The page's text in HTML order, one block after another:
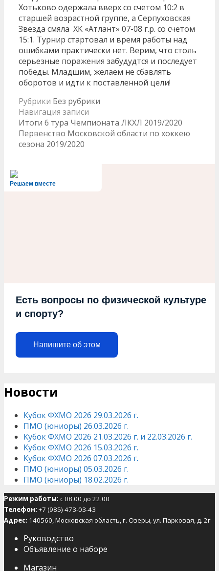
Хотьково одержала вверх со счетом 10:2 в
старшей возрастной группе, а Серпуховская
Звезда смяла ХК «Атлант» 07-08 г.р. со счетом
15:1. Турнир стартовал и время работы над
ошибками практически нет. Верим, что столь
серьезные поражения забудудтся и последует
победы. Младшим, желаем не сбавлять
оборотов и идти к поставленной цели!
Рубрики Без рубрики
Навигация записи
Итоги 6 тура Чемпионата ЛКХЛ 2019/2020
Первенство Московской области по хоккею
сезона 2019/2020
Решаем вместе
Есть вопросы по физической культуре
и спорту?
Напишите об этом
Новости
Кубок ФХМО 2026 29.03.2026 г.
ПМО (юниоры) 26.03.2026 г.
Кубок ФХМО 2026 21.03.2026 г. и 22.03.2026 г.
Кубок ФХМО 2026 15.03.2026 г.
Кубок ФХМО 2026 07.03.2026 г.
ПМО (юниоры) 05.03.2026 г.
ПМО (юниоры) 18.02.2026 г.
Режим работы: с 08.00 до 22.00
Телефон: +7 (985) 473-03-43
Адрес: 140560, Московская область, г. Озеры, ул. Парковая, д. 2г
Руководство
Объявление о наборе
Магазин